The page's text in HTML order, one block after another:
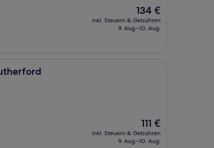
Der
Preis
beträgt
134 €
inkl. Steuern & Gebühren
9. Aug.–10. Aug.
Der
Preis
beträgt
111 €
inkl. Steuern & Gebühren
9. Aug.–10. Aug.